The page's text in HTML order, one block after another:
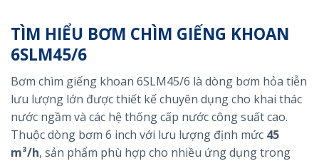
TÌM HIỂU BƠM CHÌM GIẾNG KHOAN
6SLM45/6
Bơm chìm giếng khoan 6SLM45/6 là dòng bơm hỏa tiễn
lưu lượng lớn được thiết kế chuyên dụng cho khai thác
nước ngầm và các hệ thống cấp nước công suất cao.
Thuộc dòng bơm 6 inch với lưu lượng định mức 45
m³/h, sản phẩm phù hợp cho nhiều ứng dụng trong